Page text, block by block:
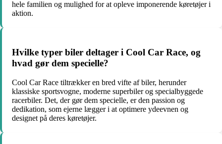
hele familien og mulighed for at opleve imponerende køretøjer i
aktion.
Hvilke typer biler deltager i Cool Car Race, og
hvad gør dem specielle?
Cool Car Race tiltrækker en bred vifte af biler, herunder
klassiske sportsvogne, moderne superbiler og specialbyggede
racerbiler. Det, der gør dem specielle, er den passion og
dedikation, som ejerne lægger i at optimere ydeevnen og
designet på deres køretøjer.